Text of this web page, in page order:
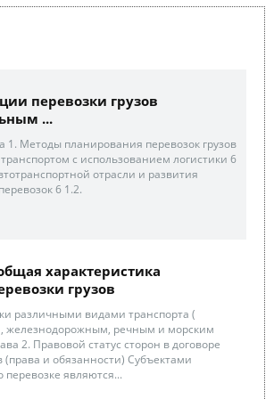
перевозки грузов
...
1. Методы планирования перевозок грузов
с использованием логистики 6
отрасли и развития
6 1.2.
характеристика
грузов
различными видами транспорта (
железнодорожным, речным и морским
2. Правовой статус сторон в договоре
(права и обязанности) Субъектами
перевозке являются...